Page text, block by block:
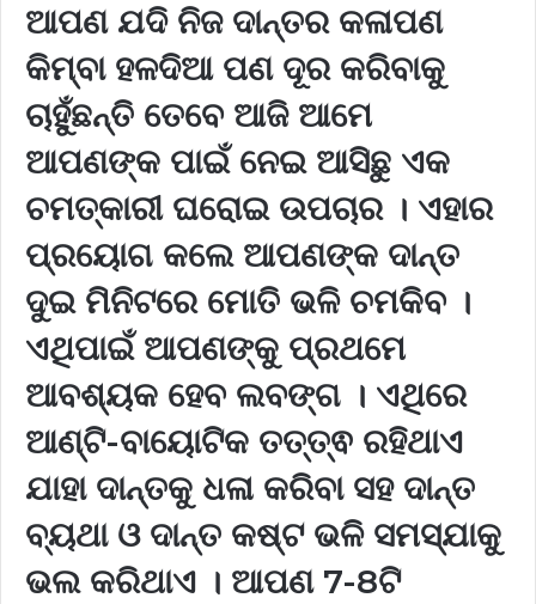
ଆପଣ ଯଦି ନିଜ ଦାନ୍ତର କଳାପଣ
କିମ୍ବା ହଳଦିଆ ପଣ ଦୂର କରିବାକୁ
ଚାହୁଁଛନ୍ତି ତେବେ ଆଜି ଆମେ
ଆପଣଙ୍କ ପାଇଁ ନେଇ ଆସିଛୁ ଏକ
ଚମତ୍କାରୀ ଘରୋଇ ଉପଚାର । ଏହାର
ପ୍ରୟୋଗ କଲେ ଆପଣଙ୍କ ଦାନ୍ତ
ଦୁଇ ମିନିଟରେ ମୋତି ଭଳି ଚମକିବ ।
ଏଥିପାଇଁ ଆପଣଙ୍କୁ ପ୍ରଥମେ
ଆବଶ୍ୟକ ହେବ ଲବଙ୍ଗ । ଏଥିରେ
ଆଣ୍ଟି-ବାୟୋଟିକ ତତ୍ତ୍ଵ ରହିଥାଏ
ଯାହା ଦାନ୍ତକୁ ଧଳା କରିବା ସହ ଦାନ୍ତ
ବ୍ୟଥା ଓ ଦାନ୍ତ କଷ୍ଟ ଭଳି ସମସ୍ଯାକୁ
ଭଲ କରିଥାଏ । ଆପଣ 7-8ଟି